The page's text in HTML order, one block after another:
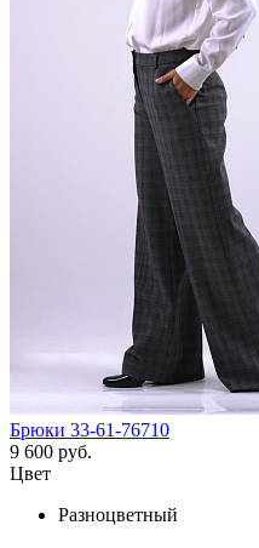
Брюки 33-61-76710
9 600 руб.
Цвет
Разноцветный